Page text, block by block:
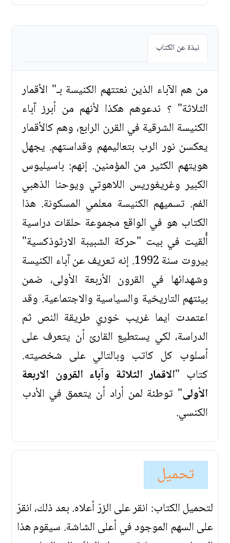
نبذة عن الكتاب
من هم الآباء الذين نعتتهم الكنيسة بـ" الأقمار
الثلاثة" ؟ ندعوهم هكذا لأنهم من أبرز آباء
الكنيسة الشرقية في القرن الرابع، وهم كالأقمار
يعكسن نور الرب بتعاليمهم وقداستهم. يجهل
هويتهم الكثير من المؤمنين. إنهم: باسيليوس
الكبير وغريغوريس اللاهوتي ويوحنا الذهبي
الفم. تسميهم الكنيسة معلمي المسكونة. هذا
الكتاب هو في الواقع مجموعة حلقات دراسية
أُلقيت في بيت "حركة الشبيبة الارثوذكسية"
بيروت سنة 1992. إنه تعريف عن آباء الكنيسة
وشهدائها في القرون الأربعة الأولى، ضمن
بيئتهم التاريخية والسياسية والاجتماعية. وقد
اعتمدت ايما غريب خوري طريقة النص ثم
الدراسة، لكي يستطيع القارئ أن يتعرف على
أسلوب كل كاتب وبالتالي على شخصيته.
كتاب "الاقمار الثلاثة وآباء القرون الاربعة
الأولى" توطئة لمن أراد أن يتعمق في الأدب
الكنسي.
تحميل
لتحميل الكتاب: انقر على الزرّ أعلاه. بعد ذلك، انقرّ
على السهم الموجود في أعلى الشاشة. سيقوم هذا